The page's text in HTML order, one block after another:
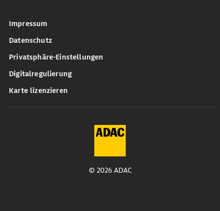
Impressum
Datenschutz
Privatsphäre-Einstellungen
Digitalregulierung
Karte lizenzieren
© 2026 ADAC